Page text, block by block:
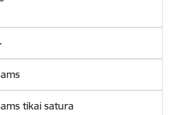
tikai satura